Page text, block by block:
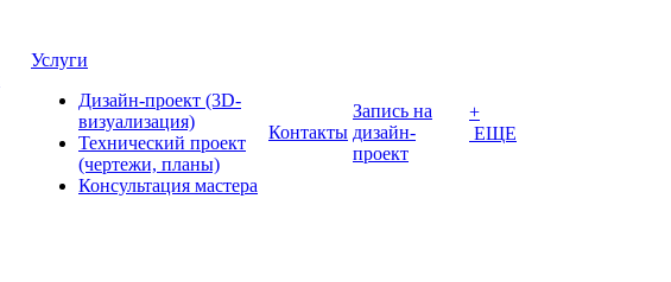
Услуги
Дизайн-проект (3D-
визуализация)
Технический проект
(чертежи, планы)
Консультация мастера
Контакты
Запись на
дизайн-
проект
+
ЕЩЕ